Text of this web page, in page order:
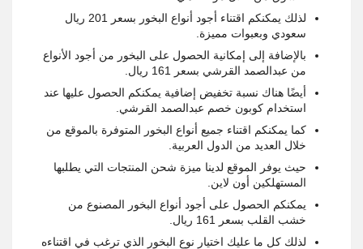
لذلك يمكنكم اقتناء أجود أنواع البخور بسعر 201 ريال
سعودي وبعبوات مميزة.
بالإضافة إلى إمكانية الحصول على البخور من أجود الأنواع
من عبدالصمد القرشي بسعر 161 ريال.
أيضًا هناك نسبة تخفيض إضافية يمكنكم الحصول عليها عند
استخدام كوبون خصم عبدالصمد القرشي.
كما يمكنكم اقتناء جميع أنواع البخور المتوفرة بالموقع من
خلال العديد من الدول العربية.
حيث يوفر الموقع لدينا ميزة شحن المنتجات التي يطلبها
المستهلكين أون لاين.
يمكنكم الحصول على أجود أنواع البخور المصنوع من
خشب القلب بسعر 161 ريال.
لذلك كل ما عليك اختيار نوع البخور الذي ترغب في اقتناءه